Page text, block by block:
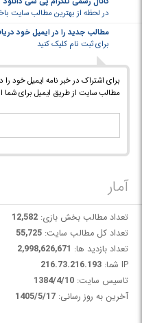
در لحظه از بهترین مطالب سایت
مطالب جدید را در ایمیل خود
برای ثبت نام کلیک کنید
برای اشتراک در خبر نامه ایمیل خود را
مطالب سایت از طریق ایمیل برای شما
آمار
تعداد مطالب بخش بازی: 12,582
تعداد کل مطالب سایت: 55,725
تعداد بازدید ها: 2,998,626,671
IP شما:
216.73.216.193
تاسیس سایت: 1384/4/10
آخرین به روز رسانی: 1405/5/17